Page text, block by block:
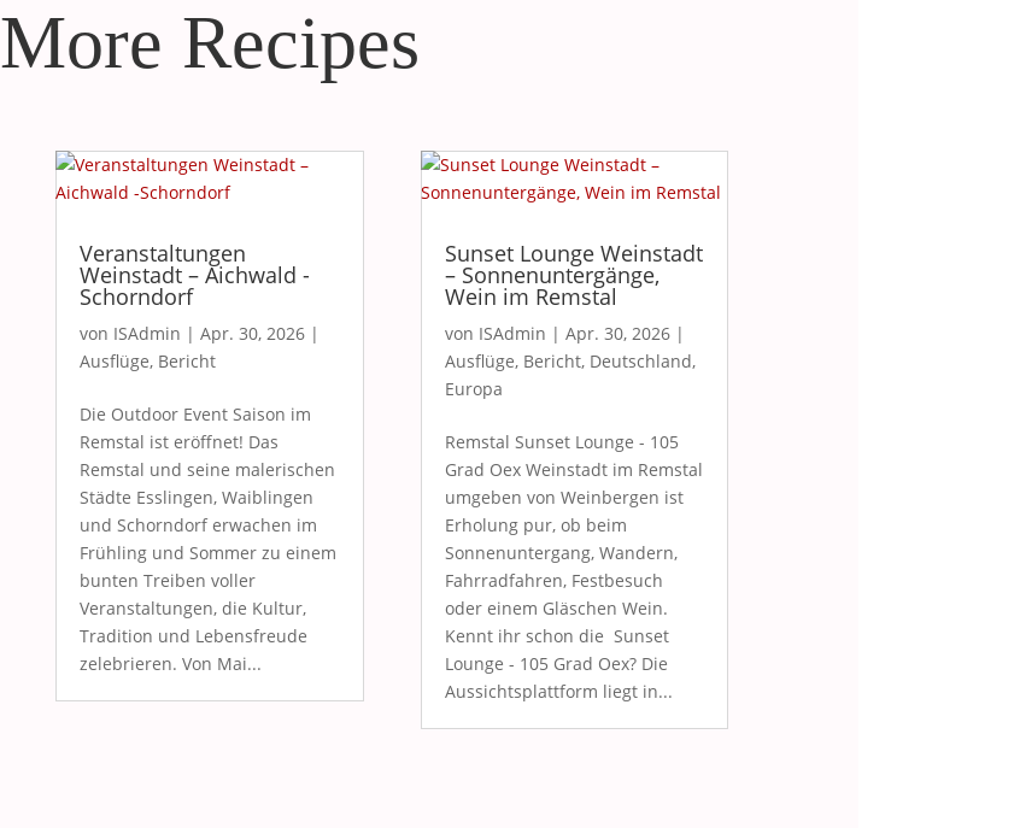
More Recipes
Veranstaltungen
Weinstadt – Aichwald -
Schorndorf
von ISAdmin |Apr. 30, 2026 |
Ausflüge, Bericht
Die Outdoor Event Saison im
Remstal ist eröffnet! Das
Remstal und seine malerischen
Städte Esslingen, Waiblingen
und Schorndorf erwachen im
Frühling und Sommer zu einem
bunten Treiben voller
Veranstaltungen, die Kultur,
Tradition und Lebensfreude
zelebrieren. Von Mai...
Sunset Lounge Weinstadt
– Sonnenuntergänge,
Wein im Remstal
von ISAdmin | Apr. 30, 2026|
Ausflüge, Bericht, Deutschland,
Europa
Remstal Sunset Lounge - 105
Grad Oex Weinstadt im Remstal
umgeben von Weinbergen ist
Erholung pur, ob beim
Sonnenuntergang, Wandern,
Fahrradfahren, Festbesuch
oder einem Gläschen Wein.
Kennt ihr schon die Sunset
Lounge - 105 Grad Oex? Die
Aussichtsplattform liegt in...